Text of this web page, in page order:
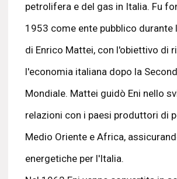
petrolifera e del gas in Italia. Fu
1953 come ente pubblico durante
di Enrico Mattei, con l'obiettivo di
l'economia italiana dopo la
Mondiale. Mattei guidò Eni nello
relazioni con i paesi produttori di
Medio Oriente e Africa,
energetiche per l'Italia.